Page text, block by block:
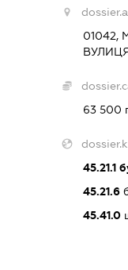
01042,
63 500
45.21.1
45.21.6
45.41.0